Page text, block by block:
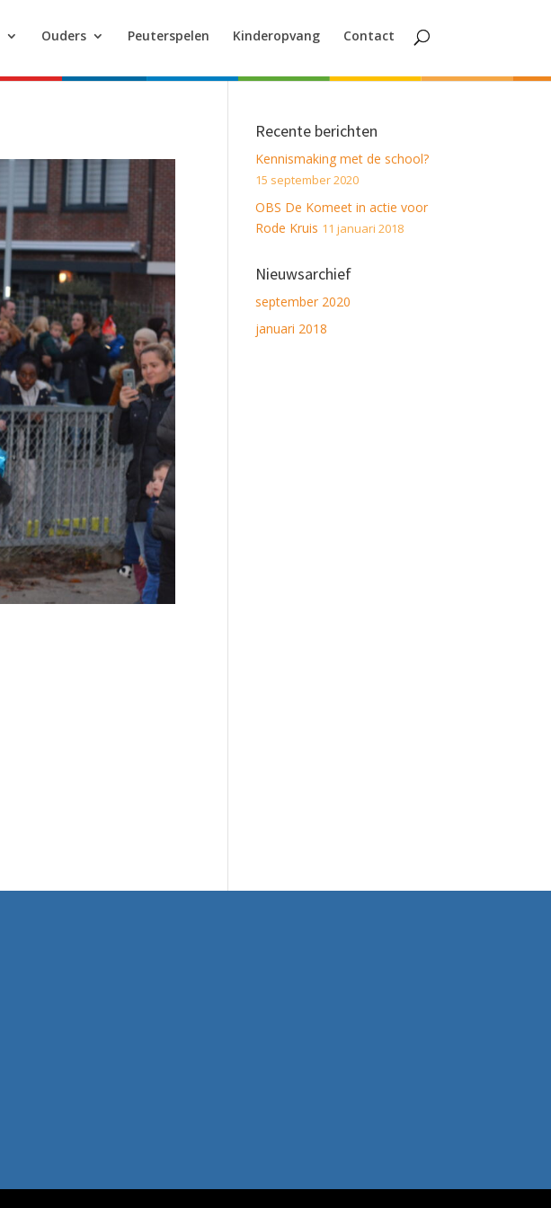
Ouders Peuterspelen Kinderopvang Contact
Recente berichten
Kennismaking met de school?
15 september 2020
OBS De Komeet in actie voor
Rode Kruis 11 januari 2018
Nieuwsarchief
september 2020
januari 2018